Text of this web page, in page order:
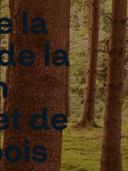
la
la
de